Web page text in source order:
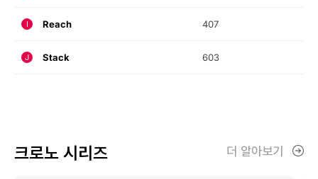
I Reach 407
J Stack 603
크로노 시리즈 더 알아보기